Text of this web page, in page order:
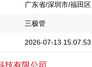
广东省/深圳市/福田区
三极管
2026-07-13 15:07:53